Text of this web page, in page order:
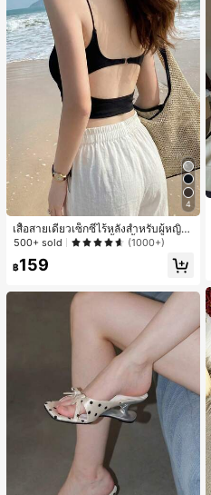
4
เสื้อสายเดี่ยวเซ็กซี่ไร้หลังสำหรับผู้หญิง
พร้อมบราแบบมีฟองน้ำ, เสื้อกล้ามแขน
500+ sold (1000+)
฿159